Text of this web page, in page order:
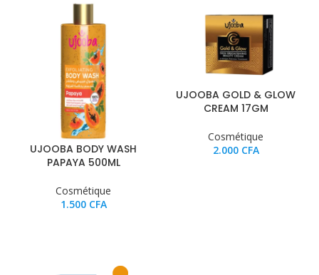
UJOOBA BODY WASH
PAPAYA 500ML
Cosmétique
1.500 CFA
UJOOBA GOLD & GLOW
CREAM 17GM
Cosmétique
2.000 CFA